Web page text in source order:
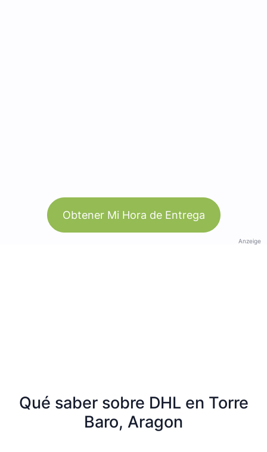
Obtener Mi Hora de Entrega
Anzeige
Qué saber sobre DHL en Torre
Baro, Aragon